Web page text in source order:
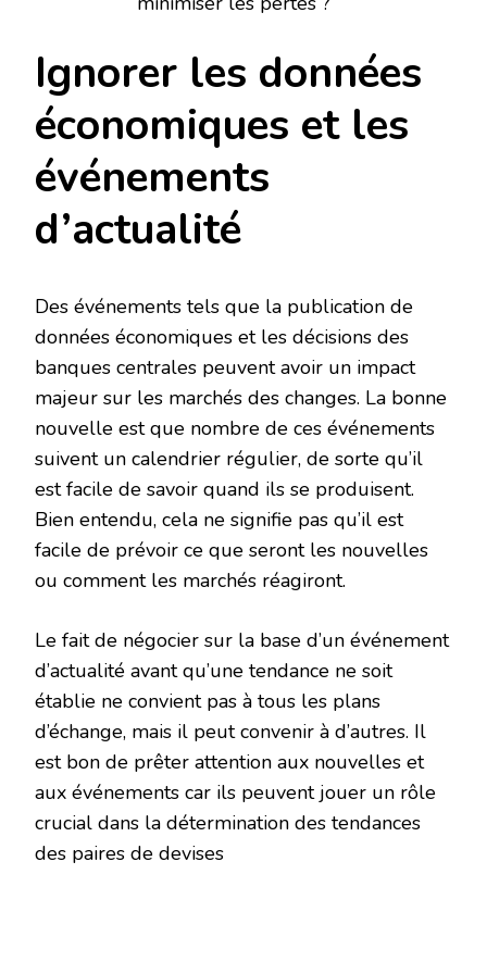
Ignorer les données
économiques et les
événements
d’actualité
Des événements tels que la publication de
données économiques et les décisions des
banques centrales peuvent avoir un impact
majeur sur les marchés des changes. La bonne
nouvelle est que nombre de ces événements
suivent un calendrier régulier, de sorte qu’il
est facile de savoir quand ils se produisent.
Bien entendu, cela ne signifie pas qu’il est
facile de prévoir ce que seront les nouvelles
ou comment les marchés réagiront.
Le fait de négocier sur la base d’un événement
d’actualité avant qu’une tendance ne soit
établie ne convient pas à tous les plans
d’échange, mais il peut convenir à d’autres. Il
est bon de prêter attention aux nouvelles et
aux événements car ils peuvent jouer un rôle
crucial dans la détermination des tendances
des paires de devises